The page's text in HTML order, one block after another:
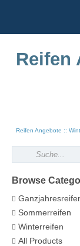
Reifen
Reifen Angebote
Browse
Sommerreifen
Winterreifen
All Products